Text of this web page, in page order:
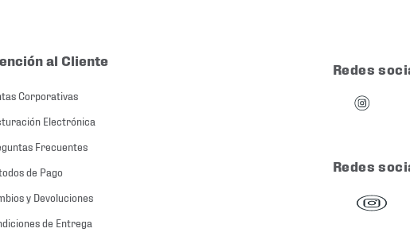
al Cliente
Corporativas
Electrónica
Frecuentes
de Pago
y Devoluciones
de Entrega
Redes
Redes